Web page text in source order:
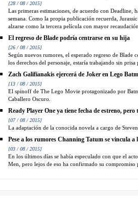
[28 / 08 / 2015]
Las primeras estimaciones, de acuerdo con Deadline,
semana. Como la propia publicación recuerda,
alzarse como la tercera película con mayor
El regreso de Blade podría centrarse en su hija
[26 / 08 / 2015]
Según nuevos rumores, el esperado regreso de
los derechos del personaje, estaría trabajando sin prisa
Zach Galifianakis ejercerá de Joker en Lego
[13 / 08 / 2015]
El spinoff de The Lego Movie protagonizado por
Caballero Oscuro.
Ready Player One ya tiene fecha de estreno,
[07 / 08 / 2015]
La adaptación de la conocida novela a cargo de
Pese a los rumores Channing Tatum se vincula a
[03 / 08 / 2015]
En los últimos días se había especulado con que el
Men, pero lejos de eso ha confirmado su compromiso